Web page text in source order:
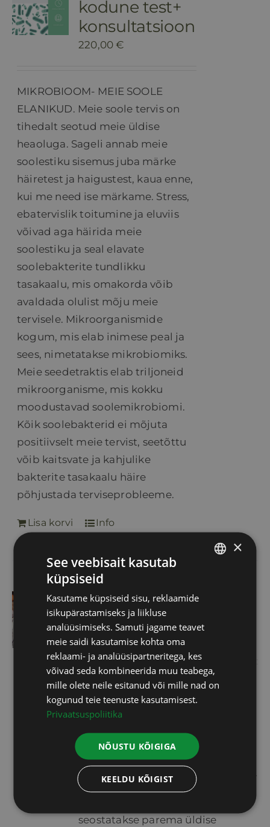
kodune test+
konsultatsioon
220,00€
MIKROBIOOM- MEIE SOOLE
ELANIKUD. Meie soole tervis on
tihedalt seotud meie üldise
heaoluga. Sageli annab meie
soolestiku sisemus juba märke
häiretest ja haigustest, kaua enne,
kui me need ise märkame. Stress,
ebatervislik toitumine ja eluviis
võivad aga häirida meie
soolestiku ja seal elavate
soolebakterite tundlikku
tasakaalu, mis omakorda võib
avaldada olulist mõju meie
tervisele. Mikroorganismide
kogum, mis elab inimese peal ja
sees, nimetatakse mikrobiomiks.
Meie seedetraktis elab triljoneid
mikroorganisme, mis kokku
moodustavad soolemikrobiomi.
Kõik soolebakterid ei mõjuta
positiivselt meie tervist, seetõttu
võib kaitsvate ja kahjulike
bakterite tasakaalu häire
põhjustada terviseprobleeme.
Lisa korvi Info
Omegametrix
test+konsultatsioon
100,00€
Erinevate rasvhapete mõõtmiseks
piisab vaid pisikesest veretilgast.
Omega 3 indeks on kõige
olulisem: südame tervise
tagamiseks peab teie Omega 3
sisaldus veres olema vähemalt 8%.
seostatakse parema üldise
×
See veebisait kasutab
küpsiseid
Kasutame küpsiseid sisu, reklaamide
isikupärastamiseks ja liikluse
analüüsimiseks. Samuti jagame teavet
meie saidi kasutamise kohta oma
reklaami- ja analüüsipartneritega, kes
võivad seda kombineerida muu teabega,
mille olete neile esitanud või mille nad on
kogunud teie teenuste kasutamisest.
Privaatsuspoliitika
NÕUSTU KÕIGIGA
KEELDU KÕIGIST